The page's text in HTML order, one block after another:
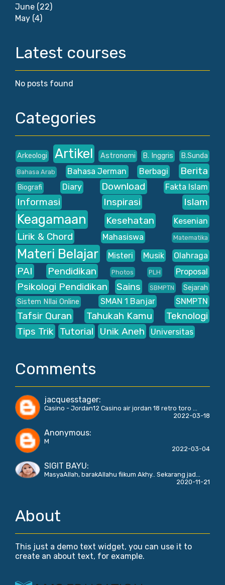
June (22)
May (4)
Latest courses
No posts found
Categories
Arkeologi Artikel Astronomi B. Inggris B.Sunda
Bahasa Arab Bahasa Jerman Berbagi Berita
Biografi Diary Download Fakta Islam
Informasi Inspirasi Islam
Keagamaan Kesehatan Kesenian
Lirik & Chord Mahasiswa Matematika
Materi Belajar Misteri Musik Olahraga
PAI Pendidikan Photos PLH Proposal
Psikologi Pendidikan Sains SBMPTN
Sejarah
Sistem NIlai Online
SMAN 1 Banjar SNMPTN
Tafsir Quran Tahukah Kamu
Teknologi
Tips Trik Tutorial Unik Aneh Universitas
Comments
jacquesstager:
Casino - Jordan12 Casino air jordan 18 retro toro ...
2022-03-18
Anonymous:
M
2022-03-04
SIGIT BAYU:
MasyaAllah, barakAllahu fiikum Akhy.. Sekarang jad...
2020-11-21
About
This just a demo text widget, you can use it to
create an about text, for example.